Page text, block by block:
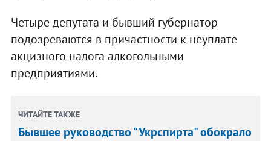
Четыре депутата и бывший губернатор
подозреваются в причастности к неуплате
акцизного налога алкогольными
предприятиями.
ЧИТАЙТЕ ТАКЖЕ
Бывшее руководство "Укрспирта" обокрало